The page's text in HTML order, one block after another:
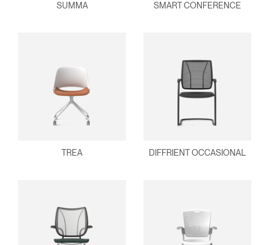
SUMMA SMART CONFERENCE
TREA DIFFRIENT OCCASIONAL